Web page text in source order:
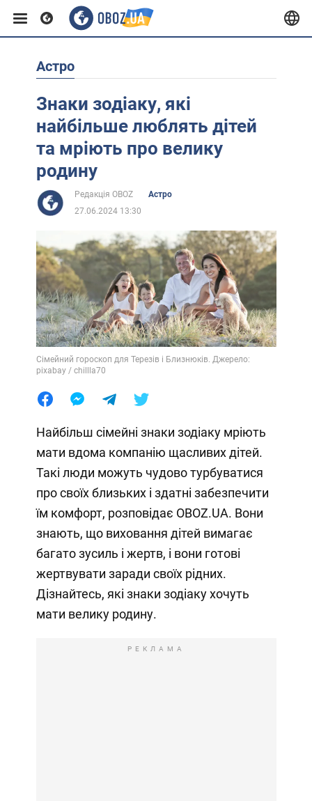
Європа
США
Африка
Життя
Лайфхаки
Астро
Знаки зодіаку, які
найбільше люблять дітей
та мріють про велику
родину
Редакція OBOZ
Астро
27.06.2024 13:30
Сімейний гороскоп для Терезів і Близнюків. Джерело:
pixabay / chillla70
Найбільш сімейні знаки зодіаку мріють
мати вдома компанію щасливих дітей.
Такі люди можуть чудово турбуватися
про своїх близьких і здатні забезпечити
їм комфорт, розповідає OBOZ.UA. Вони
знають, що виховання дітей вимагає
багато зусиль і жертв, і вони готові
жертвувати заради своїх рідних.
Дізнайтесь, які знаки зодіаку хочуть
мати велику родину.
РЕКЛАМА